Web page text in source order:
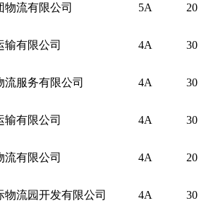
物流有限公司 5A 20
输有限公司 4A 30
流服务有限公司 4A 30
输有限公司 4A 30
流有限公司 4A 20
物流园开发有限公司 4A 30